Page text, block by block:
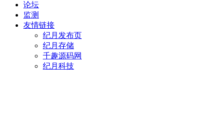
论坛
监测
友情链接
纪月发布页
纪月存储
千趣源码网
纪月科技